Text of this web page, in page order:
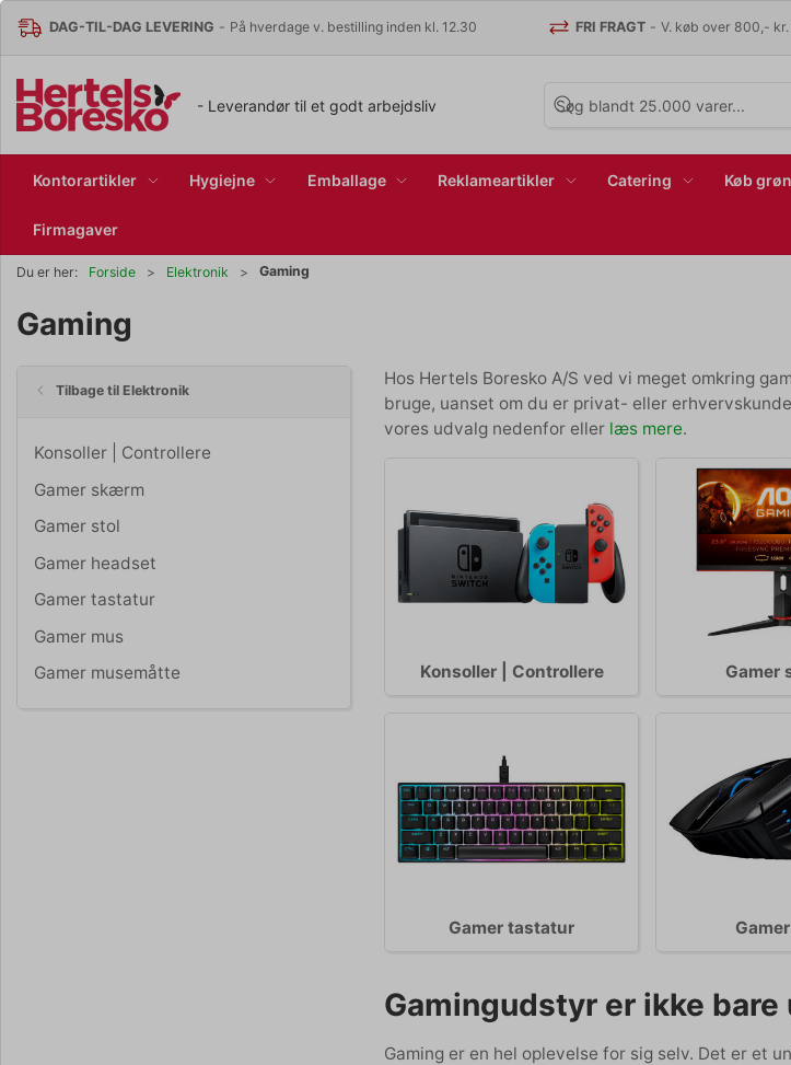
DAG-TIL-DAG LEVERING - På hverdage v. bestilling inden kl. 12.30 FRI FRAGT -V. køb over 800,-
- Leverandør til et godt arbejdsliv
Kontorartikler Hygiejne Emballage Reklameartikler Catering Køb
Firmagaver
Du er her: Forside Elektronik Gaming
Gaming
Tilbage til Elektronik
Konsoller | Controllere
Gamer skærm
Gamer stol
Gamer headset
Gamer tastatur
Gamer mus
Gamer musemåtte
Hos Hertels Boresko A/S ved vi meget omkring
bruge, uanset om du er privat- eller
vores udvalg nedenfor eller læs mere.
Konsoller | Controllere Gamer
Gamer tastatur
Gamingudstyr er ikke
Gaming er en hel oplevelse for sig selv. Det er et